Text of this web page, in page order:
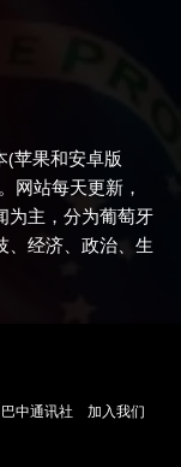
(苹果和安卓版
网站每天更新，
为主，分为葡萄牙
、经济、政治、生
巴中通讯社 加入我们